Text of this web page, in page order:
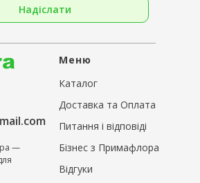
Надіслати
—
Меню
Каталог
Доставка та Оплата
Питання і відповіді
Бізнес з Примафлора
Відгуки